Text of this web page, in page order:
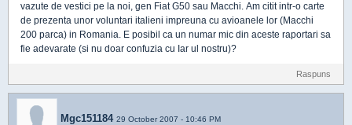
vazute de vestici pe la noi, gen Fiat G50 sau Macchi. Am citit intr-o carte
de prezenta unor voluntari italieni impreuna cu avioanele lor (Macchi
200 parca) in Romania. E posibil ca un numar mic din aceste raportari sa
fie adevarate (si nu doar confuzia cu Iar ul nostru)?
Raspuns
Mgc151184 29 October 2007 - 10:46 PM